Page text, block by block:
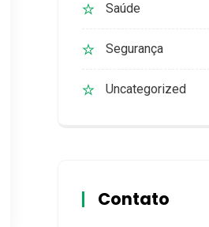
Saúde
Segurança
Uncategorized
Contato